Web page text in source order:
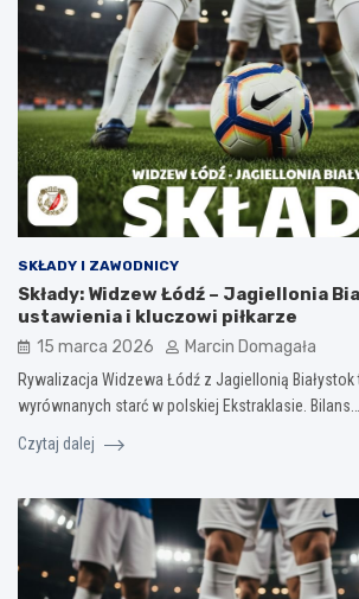
SKŁADY I ZAWODNICY
Składy: Widzew Łódź – Jagiellonia
ustawienia i kluczowi piłkarze
15 marca 2026 Marcin Domagała
Rywalizacja Widzewa Łódź z Jagiellonią
wyrównanych starć w polskiej Ekstraklasie. Bilans…
Czytaj dalej